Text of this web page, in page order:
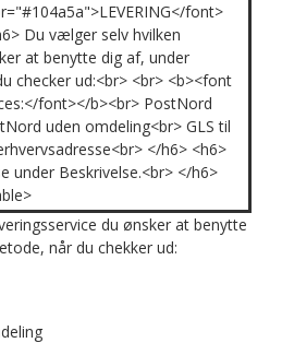
font>
Du vælger selv hvilken
at benytte dig af, under
checker ud:<br> <br> <b><font
font></b><br> PostNord
uden omdeling<br> GLS til
</h6> <h6>
under Beskrivelse.<br> </h6>
du ønsker at benytte
når du chekker ud: